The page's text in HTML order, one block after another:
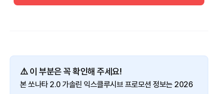
⚠️ 이 부분은 꼭 확인해 주세요!
본 쏘나타 2.0 가솔린 익스클루시브 프로모션 정보는 2026